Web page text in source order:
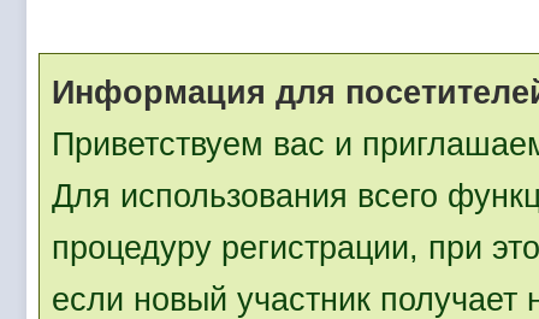
Информация для
Приветствуем вас и
Для использования всего
процедуру регистрации, при
если новый участник